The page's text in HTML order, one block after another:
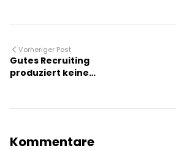
Vorheriger Post
Gutes Recruiting
produziert keine
Kommentare